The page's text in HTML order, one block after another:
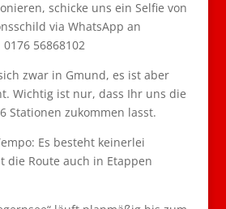
schicke uns ein Selfie von
via WhatsApp an
56868102
zwar in Gmund, es ist aber
Wichtig ist nur, dass Ihr uns die
Stationen zukommen lasst.
Es besteht keinerlei
die Route auch in Etappen